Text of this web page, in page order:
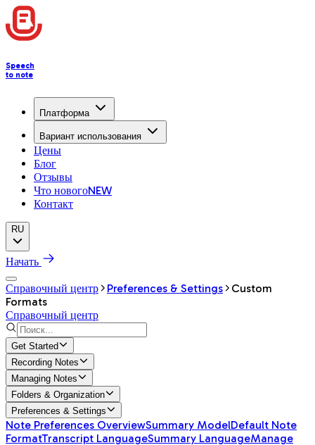
Speech
to note
Платформа
Вариант использования
Цены
Блог
Отзывы
Что новогоNEW
Контакт
RU
Начать
Справочный центр
Preferences & Settings
Custom
Formats
Справочный центр
Get Started
Recording Notes
Managing Notes
Folders & Organization
Preferences & Settings
Note Preferences OverviewSummary ModelDefault Note
FormatTranscript LanguageSummary LanguageManage